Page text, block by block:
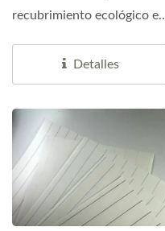
recubrimiento ecológico en
Detalles